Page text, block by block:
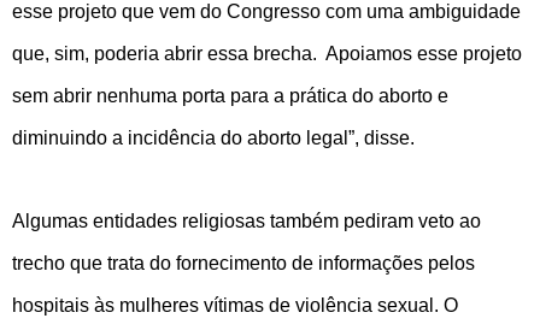
esse projeto que vem do Congresso com uma ambiguidade
que, sim, poderia abrir essa brecha. Apoiamos esse projeto
sem abrir nenhuma porta para a prática do aborto e
diminuindo a incidência do aborto legal”, disse.
Algumas entidades religiosas também pediram veto ao
trecho que trata do fornecimento de informações pelos
hospitais às mulheres vítimas de violência sexual. O